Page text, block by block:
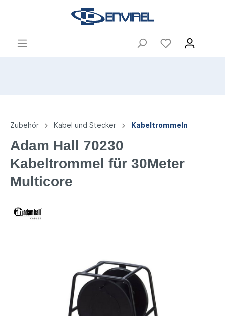
Zubehör Kabel und Stecker Kabeltrommeln
Adam Hall 70230
Kabeltrommel für 30Meter
Multicore